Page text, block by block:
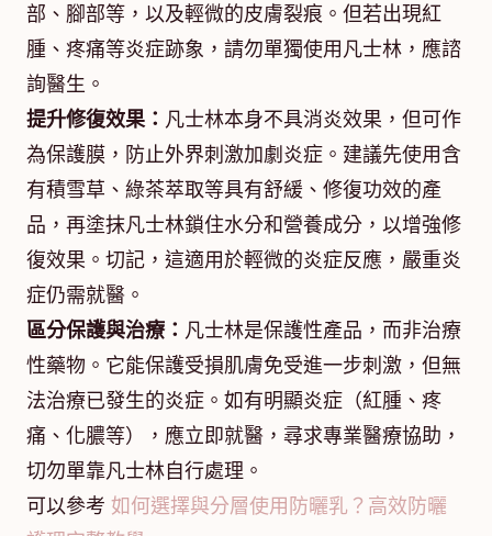
部、腳部等，以及輕微的皮膚裂痕。但若出現紅
腫、疼痛等炎症跡象，請勿單獨使用凡士林，應諮
詢醫生。
提升修復效果： 凡士林本身不具消炎效果，但可作
為保護膜，防止外界刺激加劇炎症。建議先使用含
有積雪草、綠茶萃取等具有舒緩、修復功效的產
品，再塗抹凡士林鎖住水分和營養成分，以增強修
復效果。切記，這適用於輕微的炎症反應，嚴重炎
症仍需就醫。
區分保護與治療： 凡士林是保護性產品，而非治療
性藥物。它能保護受損肌膚免受進一步刺激，但無
法治療已發生的炎症。如有明顯炎症（紅腫、疼
痛、化膿等），應立即就醫，尋求專業醫療協助，
切勿單靠凡士林自行處理。
可以參考 如何選擇與分層使用防曬乳？高效防曬